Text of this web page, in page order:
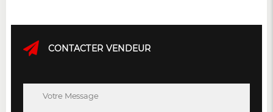
CONTACTER VENDEUR